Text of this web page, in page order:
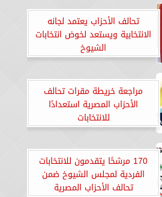
تحالف الأحزاب يعتمد لجانه
الانتخابية ويستعد لخوض انتخابات
الشيوخ
مراجعة خريطة مقرات تحالف
الأحزاب المصرية استعدادًا
للانتخابات
170 مرشحًا يتقدمون للانتخابات
الفردية لمجلس الشيوخ ضمن
تحالف الأحزاب المصرية